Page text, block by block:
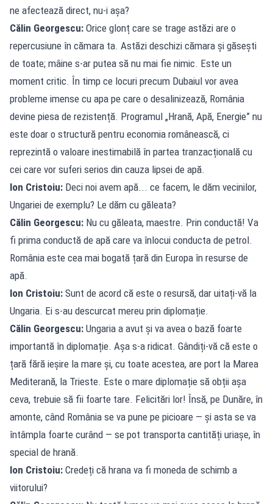
ne afectează direct, nu-i așa?
Călin Georgescu: Orice glonț care se trage astăzi are o
repercusiune în cămara ta. Astăzi deschizi cămara și găsești
de toate; mâine s-ar putea să nu mai fie nimic. Este un
moment critic. În timp ce locuri precum Dubaiul vor avea
probleme imense cu apa pe care o desalinizează, România
devine piesa de rezistență. Programul „Hrană, Apă, Energie” nu
este doar o structură pentru economia românească, ci
reprezintă o valoare inestimabilă în partea tranzacțională cu
cei care vor suferi serios din cauza lipsei de apă.
Ion Cristoiu: Deci noi avem apă... ce facem, le dăm vecinilor,
Ungariei de exemplu? Le dăm cu găleata?
Călin Georgescu: Nu cu găleata, maestre. Prin conductă! Va
fi prima conductă de apă care va înlocui conducta de petrol.
România este cea mai bogată țară din Europa în resurse de
apă.
Ion Cristoiu: Sunt de acord că este o resursă, dar uitați-vă la
Ungaria. Ei s-au descurcat mereu prin diplomație.
Călin Georgescu: Ungaria a avut și va avea o bază foarte
importantă în diplomație. Așa s-a ridicat. Gândiți-vă că este o
țară fără ieșire la mare și, cu toate acestea, are port la Marea
Mediterană, la Trieste. Este o mare diplomație să obții așa
ceva, trebuie să fii foarte tare. Felicitări lor! Însă, pe Dunăre, în
amonte, când România se va pune pe picioare — și asta se va
întâmpla foarte curând — se pot transporta cantități uriașe, în
special de hrană.
Ion Cristoiu: Credeți că hrana va fi moneda de schimb a
viitorului?